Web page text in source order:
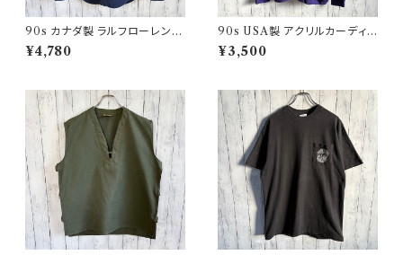
90s カナダ製 ラルフローレン
ボタンダウンシャツ Ralph Laur
en
¥4,780
90s USA製 アクリルカーディガ
ン レタード 紫 アメリカ製
¥3,500